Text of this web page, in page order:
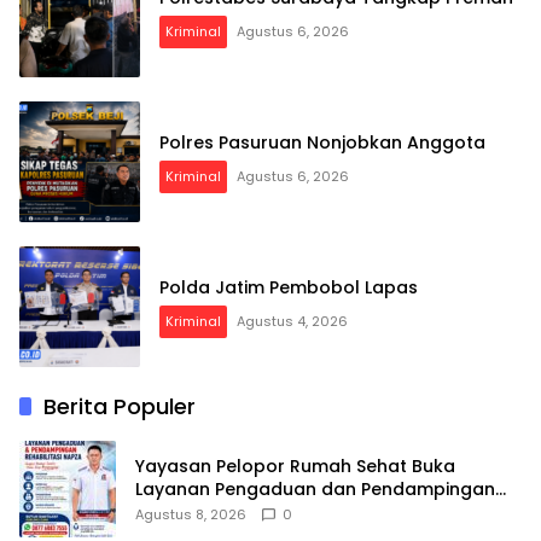
Kriminal Agustus 6, 2026
Polres Pasuruan Nonjobkan Anggota
Kriminal Agustus 6, 2026
Polda Jatim Pembobol Lapas
Kriminal Agustus 4, 2026
Berita Populer
Yayasan Pelopor Rumah Sehat Buka
Layanan Pengaduan dan Pendampingan
Rehabilitasi NAPZA 24 Jam
Agustus 8, 2026 0